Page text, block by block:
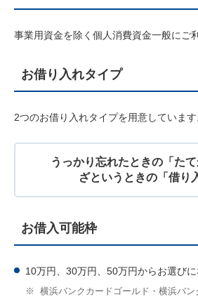
事業用資金を除く個人消費資金一般にご
お借り入れタイプ
2つのお借り入れタイプを用意しています
うっかり忘れたときの「た
ざというときの「借り
お借入可能枠
10万円、30万円、50万円からお選びに
※
横浜バンクカードゴールド・横浜バ